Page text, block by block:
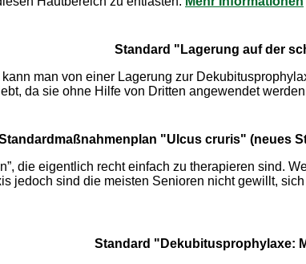
Standard "Lagerung auf der
man von einer Lagerung zur
da sie ohne Hilfe von Dritten angewendet
"Ulcus cruris" (neues
die eigentlich recht einfach zu therapieren sind.
jedoch sind die meisten Senioren nicht gewillt,
Standard "Dekubitusprophylaxe: